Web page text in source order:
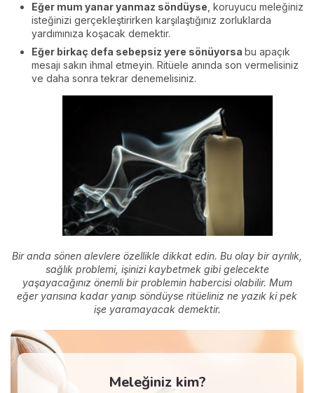
Eğer mum yanar yanmaz söndüyse , koruyucu meleğiniz
isteğinizi gerçekleştirirken karşılaştığınız zorluklarda
yardımınıza koşacak demektir.
Eğer birkaç defa sebepsiz yere sönüyorsa bu apaçık
mesajı sakın ihmal etmeyin. Ritüele anında son vermelisiniz
ve daha sonra tekrar denemelisiniz.
Bir anda sönen alevlere özellikle dikkat edin. Bu olay bir ayrılık,
sağlık problemi, işinizi kaybetmek gibi gelecekte
yaşayacağınız önemli bir problemin habercisi olabilir. Mum
eğer yarısına kadar yanıp söndüyse ritüeliniz ne yazık ki pek
işe yaramayacak demektir.
Meleğiniz kim?